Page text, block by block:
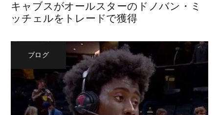
キャブスがオールスターのドノバン・ミ
ッチェルをトレードで獲得
ブログ